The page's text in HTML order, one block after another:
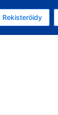
Rekisteröidy